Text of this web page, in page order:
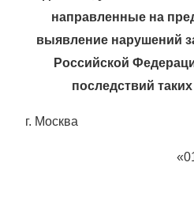
направленные на
выявление нарушений
Российской
последствий
г. Москва